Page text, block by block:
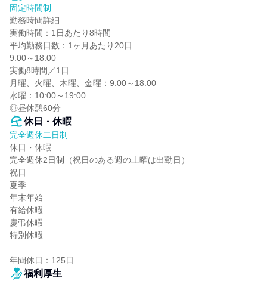
固定時間制
勤務時間詳細
実働時間：1日あたり8時間
平均勤務日数：1ヶ月あたり20日
9:00～18:00
実働8時間／1日
月曜、火曜、木曜、金曜：9:00～18:00
水曜：10:00～19:00
◎昼休憩60分
休日・休暇
完全週休二日制
休日・休暇
完全週休2日制（祝日のある週の土曜は出勤日）
祝日
夏季
年末年始
有給休暇
慶弔休暇
特別休暇
年間休日：125日
福利厚生